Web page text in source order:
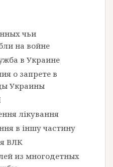
чьи
на войне
в Украине
о запрете в
Украины
лікування
в іншу частину
ВЛК
из многодетных